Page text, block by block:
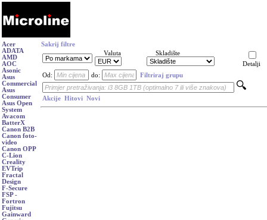
Acer
ADATA
AMD
AOC
Asonic
Asus
Commercial
Asus
Consumer
Asus Open
System
Avacom
BatterX
Canon B2B
Canon foto-
video
Canon OPP
C-Lion
Creality
EVTrip
Fractal
Design
F-Secure
FSP -
Fortron
Fujitsu
Gainward
Sakrij filtre
Valuta
Skladište
Detalji
Od:
do: Filtriraj grupu
Akcije Hitovi Novi